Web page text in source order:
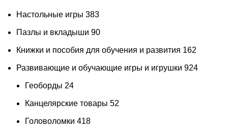
Настольные игры 383
Пазлы и вкладыши 90
Книжки и пособия для обучения и развития 162
Развивающие и обучающие игры и игрушки 924
Геоборды 24
Канцелярские товары 52
Головоломки 418